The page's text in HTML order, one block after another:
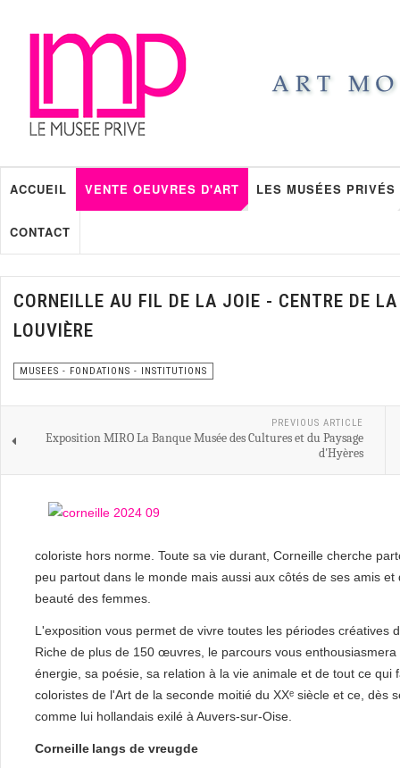
ACCUEIL VENTE OEUVRES D'ART LES MUSÉES PRIVÉS
CONTACT
CORNEILLE AU FIL DE LA JOIE - CENTRE DE
LOUVIÈRE
MUSEES - FONDATIONS - INSTITUTIONS
PREVIOUS ARTICLE
Exposition MIRO La Banque Musée des Cultures et du Paysage
d'Hyères
coloriste hors norme. Toute sa vie durant, Corneille cherche
peu partout dans le monde mais aussi aux côtés de ses amis
beauté des femmes.
L'exposition vous permet de vivre toutes les périodes
Riche de plus de 150 œuvres, le parcours vous
énergie, sa poésie, sa relation à la vie animale et de tout ce
coloristes de l'Art de la seconde moitié du XXᵉ siècle et ce, dès
comme lui hollandais exilé à Auvers‑sur‑Oise.
Corneille langs de vreugde